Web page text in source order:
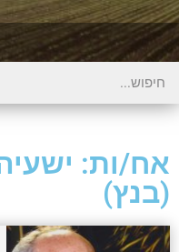
אח/ות:
(בנץ)